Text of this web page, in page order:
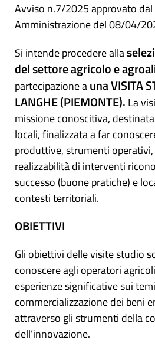
Avviso n.7/2025 approvato dal
Amministrazione del 08/04/
Si intende procedere alla
del settore agricolo e
partecipazione auna VISITA
LANGHE (PIEMONTE). La
missione conoscitiva,
locali, finalizzata a far
produttive, strumenti
realizzabilità di interventi
successo (buone pratiche) e
contesti territoriali.
OBIETTIVI
Gli obiettivi delle visite studio
conoscere agli operatori
esperienze significative sui
commercializzazione dei beni
attraverso gli strumenti della
dell’innovazione.